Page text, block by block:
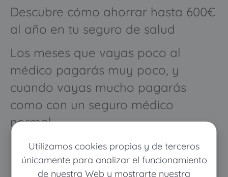
Utilizamos cookies propias y de terceros
únicamente para analizar el funcionamiento
de nuestra Web y mostrarte nuestra
Descubre cómo ahorrar hasta 600€
al año en tu seguro de salud
Los meses que vayas poco al
médico pagarás muy poco, y
cuando vayas mucho pagarás
como con un seguro médico
normal